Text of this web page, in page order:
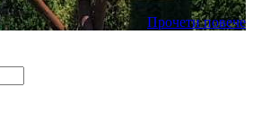
Прочети повече